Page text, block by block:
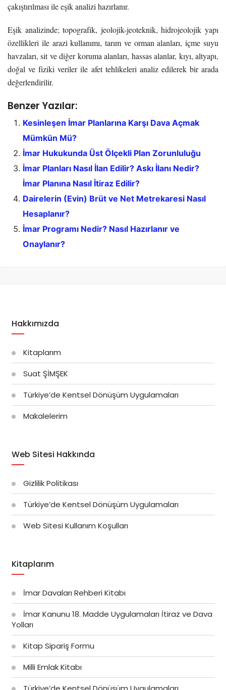
çakıştırılması ile eşik analizi hazırlanır.
Eşik analizinde; topografik, jeolojik-jeoteknik, hidrojeolojik yapı
özellikleri ile arazi kullanımı, tarım ve orman alanları, içme suyu
havzaları, sit ve diğer koruma alanları, hassas alanlar, kıyı, altyapı,
doğal ve fiziki veriler ile afet tehlikeleri analiz edilerek bir arada
değerlendirilir.
Benzer Yazılar:
Kesinleşen İmar Planlarına Karşı Dava Açmak
Mümkün Mü?
İmar Hukukunda Üst Ölçekli Plan Zorunluluğu
İmar Planları Nasıl İlan Edilir? Askı İlanı Nedir?
İmar Planına Nasıl İtiraz Edilir?
Dairelerin (Evin) Brüt ve Net Metrekaresi Nasıl
Hesaplanır?
İmar Programı Nedir? Nasıl Hazırlanır ve
Onaylanır?
Hakkımızda
Kitaplarım
Suat ŞİMŞEK
Türkiye’de Kentsel Dönüşüm Uygulamaları
Makalelerim
Web Sitesi Hakkında
Gizlilik Politikası
Türkiye’de Kentsel Dönüşüm Uygulamaları
Web Sitesi Kullanım Koşulları
Kitaplarım
İmar Davaları Rehberi Kitabı
İmar Kanunu 18. Madde Uygulamaları İtiraz ve Dava
Yolları
Kitap Sipariş Formu
Milli Emlak Kitabı